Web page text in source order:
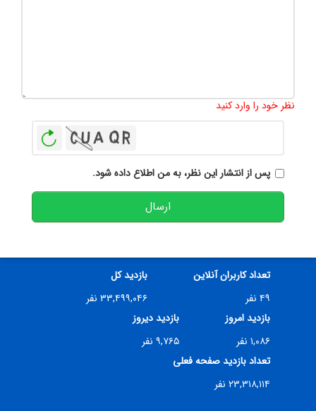
نظر خود را وارد کنید
پس از انتشار این نظر، به من اطلاع داده شود.
ارسال
تعداد کاربران آنلاین
۴۹ نفر
بازدید کل
۳۳,۴۹۹,۰۴۶ نفر
بازدید امروز
۱,۰۸۶ نفر
بازدید دیروز
۹,۷۶۵ نفر
تعداد بازدید صفحه فعلی
۲۳,۳۱۸,۱۱۴ نفر